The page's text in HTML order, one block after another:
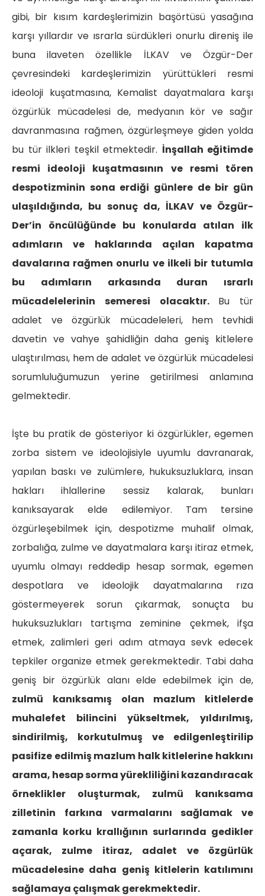
gibi, bir kısım kardeşlerimizin başörtüsü yasağına
karşı yıllardır ve ısrarla sürdükleri onurlu direniş ile
buna ilaveten özellikle İLKAV ve Özgür-Der
çevresindeki kardeşlerimizin yürüttükleri resmi
ideoloji kuşatmasına, Kemalist dayatmalara karşı
özgürlük mücadelesi de, medyanın kör ve sağır
davranmasına rağmen, özgürleşmeye giden yolda
bu tür ilkleri teşkil etmektedir. İnşallah eğitimde
resmi ideoloji kuşatmasının ve resmi tören
despotizminin sona erdiği günlere de bir gün
ulaşıldığında, bu sonuç da, İLKAV ve Özgür-
Der’in öncülüğünde bu konularda atılan ilk
adımların ve haklarında açılan kapatma
davalarına rağmen onurlu ve ilkeli bir tutumla
bu adımların arkasında duran ısrarlı
mücadelelerinin semeresi olacaktır. Bu tür
adalet ve özgürlük mücadeleleri, hem tevhidi
davetin ve vahye şahidliğin daha geniş kitlelere
ulaştırılması, hem de adalet ve özgürlük mücadelesi
sorumluluğumuzun yerine getirilmesi anlamına
gelmektedir.
İşte bu pratik de gösteriyor ki özgürlükler, egemen
zorba sistem ve ideolojisiyle uyumlu davranarak,
yapılan baskı ve zulümlere, hukuksuzluklara, insan
hakları ihlallerine sessiz kalarak, bunları
kanıksayarak elde edilemiyor. Tam tersine
özgürleşebilmek için, despotizme muhalif olmak,
zorbalığa, zulme ve dayatmalara karşı itiraz etmek,
uyumlu olmayı reddedip hesap sormak, egemen
despotlara ve ideolojik dayatmalarına rıza
göstermeyerek sorun çıkarmak, sonuçta bu
hukuksuzlukları tartışma zeminine çekmek, ifşa
etmek, zalimleri geri adım atmaya sevk edecek
tepkiler organize etmek gerekmektedir. Tabi daha
geniş bir özgürlük alanı elde edebilmek için de,
zulmü kanıksamış olan mazlum kitlelerde
muhalefet bilincini yükseltmek, yıldırılmış,
sindirilmiş, korkutulmuş ve edilgenleştirilip
pasifize edilmiş mazlum halk kitlelerine hakkını
arama, hesap sorma yürekliliğini kazandıracak
örneklikler oluşturmak, zulmü kanıksama
zilletinin farkına varmalarını sağlamak ve
zamanla korku krallığının surlarında gedikler
açarak, zulme itiraz, adalet ve özgürlük
mücadelesine daha geniş kitlelerin katılımını
sağlamaya çalışmak gerekmektedir.